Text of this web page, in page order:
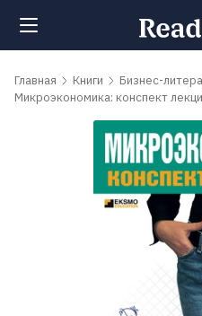
Поиск
Рейтинги
Главная Книги
Бизнес-
Микроэкономика: конспект